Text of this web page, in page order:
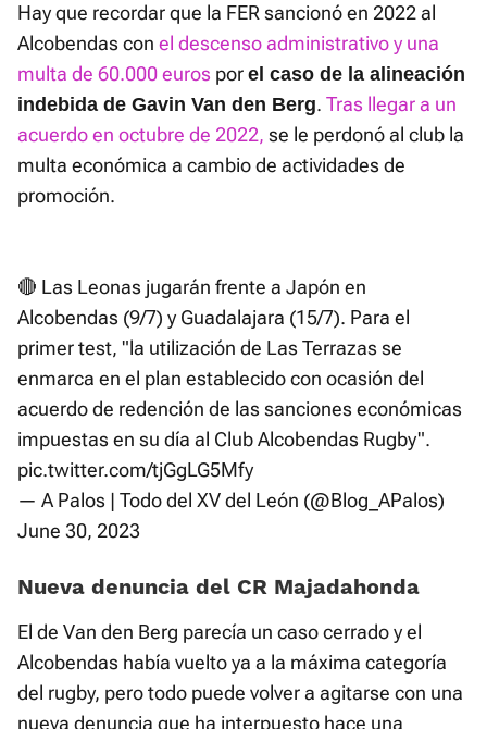
Hay que recordar que la FER sancionó en 2022 al
Alcobendas con el descenso administrativo y una
multa de 60.000 euros por el caso de la alineación
indebida de Gavin Van den Berg. Tras llegar a un
acuerdo en octubre de 2022, se le perdonó al club la
multa económica a cambio de actividades de
promoción.
🔴 Las Leonas jugarán frente a Japón en
Alcobendas (9/7) y Guadalajara (15/7). Para el
primer test, "la utilización de Las Terrazas se
enmarca en el plan establecido con ocasión del
acuerdo de redención de las sanciones económicas
impuestas en su día al Club Alcobendas Rugby".
pic.twitter.com/tjGgLG5Mfy
— A Palos | Todo del XV del León (@Blog_APalos)
June 30, 2023
Nueva denuncia del CR Majadahonda
El de Van den Berg parecía un caso cerrado y el
Alcobendas había vuelto ya a la máxima categoría
del rugby, pero todo puede volver a agitarse con una
nueva denuncia que ha interpuesto hace una